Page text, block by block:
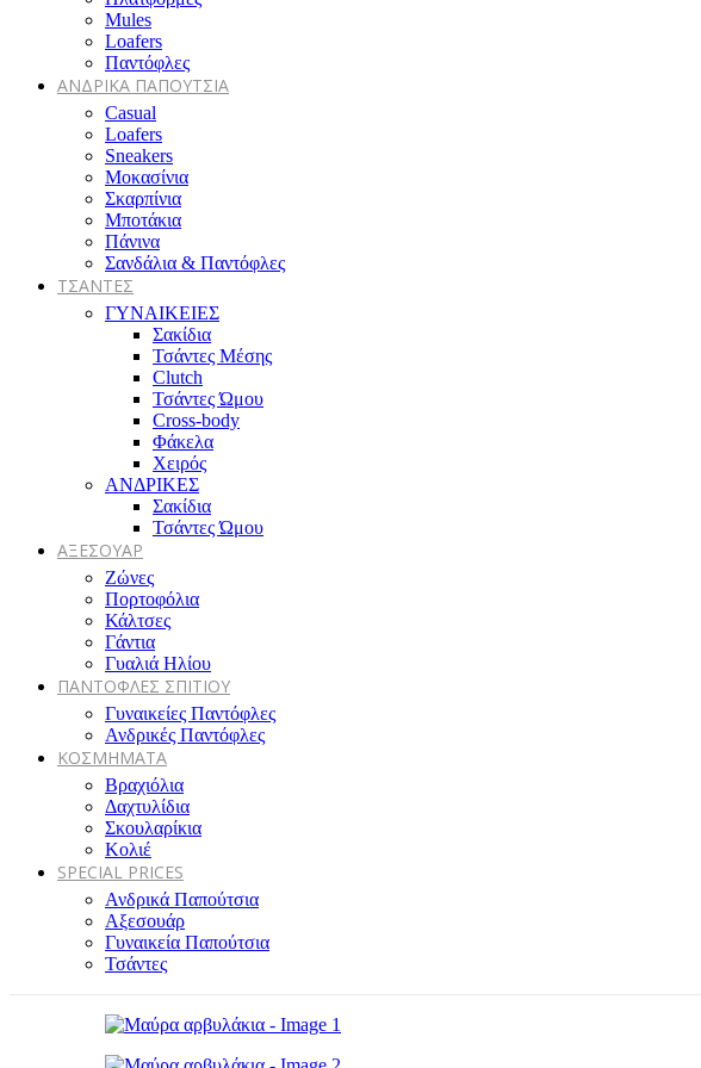
Mules
Loafers
Παντόφλες
ΑΝΔΡΙΚΑ ΠΑΠΟΥΤΣΙΑ
Casual
Loafers
Sneakers
Μοκασίνια
Σκαρπίνια
Μποτάκια
Πάνινα
Σανδάλια & Παντόφλες
ΤΣΑΝΤΕΣ
ΓΥΝΑΙΚΕΙΕΣ
Σακίδια
Τσάντες Μέσης
Clutch
Τσάντες Ώμου
Cross-body
Φάκελα
Χειρός
ΑΝΔΡΙΚΕΣ
Σακίδια
Τσάντες Ώμου
ΑΞΕΣΟΥΑΡ
Ζώνες
Πορτοφόλια
Κάλτσες
Γάντια
Γυαλιά Ηλίου
ΠΑΝΤΟΦΛΕΣ ΣΠΙΤΙΟΥ
Γυναικείες Παντόφλες
Ανδρικές Παντόφλες
ΚΟΣΜΗΜΑΤΑ
Βραχιόλια
Δαχτυλίδια
Σκουλαρίκια
Κολιέ
SPECIAL PRICES
Ανδρικά Παπούτσια
Αξεσουάρ
Γυναικεία Παπούτσια
Τσάντες